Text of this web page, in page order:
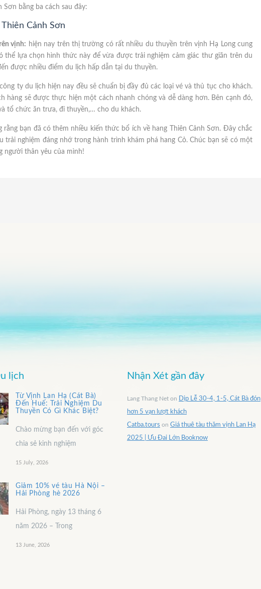
Sơn bằng ba cách sau đây:
Cảnh Sơn
vịnh: hiện nay trên thị trường có rất nhiều du thuyền trên vịnh Hạ Long cung
thể lựa chọn hình thức này để vừa được trải nghiệm cảm giác thư giãn trên du
được nhiều điểm du lịch hấp dẫn tại du thuyền.
ty du lịch hiện nay đều sẽ chuẩn bị đầy đủ các loại vé và thủ tục cho khách.
hàng sẽ được thực hiện một cách nhanh chóng và dễ dàng hơn. Bên cạnh đó,
tổ chức ăn trưa, đi thuyền,… cho du khách.
bạn đã có thêm nhiều kiến thức bổ ích về hang Thiên Cảnh Sơn. Đây chắc
trải nghiệm đáng nhớ trong hành trình khám phá hang Cỏ. Chúc bạn sẽ có một
người thân yêu của mình!
lịch
Từ Vịnh Lan Hạ (Cát Bà)
Đến Huế: Trải Nghiệm Du
Thuyền Có Gì Khác Biệt?
Chào mừng bạn đến với góc
chia sẻ kinh nghiệm
15 July, 2026
Giảm 10% vé tàu Hà Nội –
Hải Phòng hè 2026
Hải Phòng, ngày 13 tháng 6
năm 2026 – Trong
13 June, 2026
Nhận Xét gần đây
Lang Thang Net on Dịp Lễ 30-4, 1-5, Cát Bà đón
hơn 5 vạn lượt khách
Catba.tours on Giá thuê tàu thăm vịnh Lan Hạ
2025 | Ưu Đai Lớn Booknow